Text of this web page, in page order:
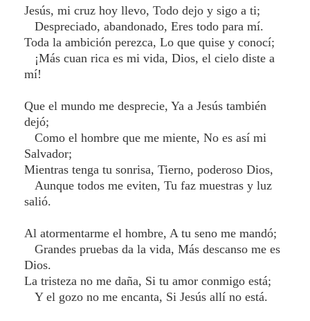
Jesús, mi cruz hoy llevo, Todo dejo y sigo a ti;
Despreciado, abandonado, Eres todo para mí.
Toda la ambición perezca, Lo que quise y conocí;
¡Más cuan rica es mi vida, Dios, el cielo diste a
mí!
Que el mundo me desprecie, Ya a Jesús también
dejó;
Como el hombre que me miente, No es así mi
Salvador;
Mientras tenga tu sonrisa, Tierno, poderoso Dios,
Aunque todos me eviten, Tu faz muestras y luz
salió.
Al atormentarme el hombre, A tu seno me mandó;
Grandes pruebas da la vida, Más descanso me es
Dios.
La tristeza no me daña, Si tu amor conmigo está;
Y el gozo no me encanta, Si Jesús allí no está.